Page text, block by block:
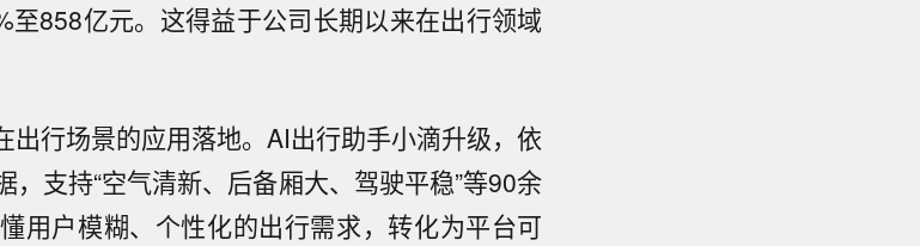
至858亿元。这得益于公司长期以来在出行领域
出行场景的应用落地。AI出行助手小滴升级，依
支持“空气清新、后备厢大、驾驶平稳”等90余
用户模糊、个性化的出行需求，转化为平台可